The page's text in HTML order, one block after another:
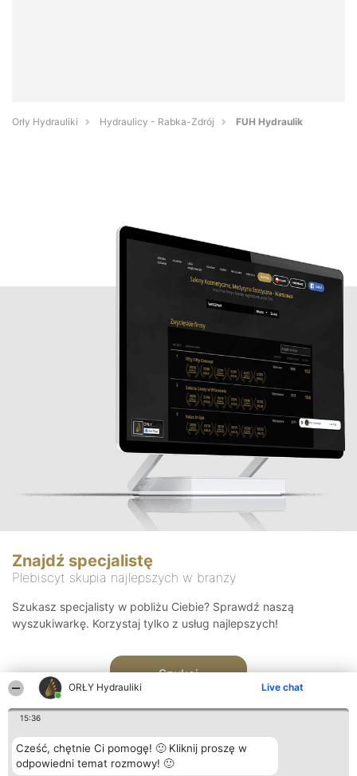
ORŁY Hydrauliki Live chat
15:36
Cześć, chętnie Ci pomogę! 🙂 Kliknij proszę w
odpowiedni temat rozmowy! 🙂
Orły Hydrauliki Hydraulicy - Rabka-Zdrój FUH Hydraulik
Znajdź specjalistę
Plebiscyt skupia najlepszych w branży
Szukasz specjalisty w pobliżu Ciebie? Sprawdź naszą
wyszukiwarkę. Korzystaj tylko z usług najlepszych!
Szukaj